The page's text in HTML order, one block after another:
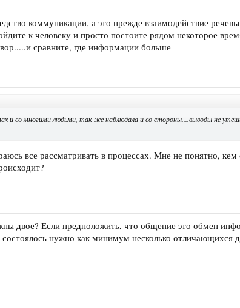
коммуникации, а это прежде взаимодействие
к человеку и просто постоите рядом некоторое
сравните, где информации больше
и со многими людьми, так же наблюдала и со стороны....выводы не
все рассматривать в процессах. Мне не понятно,
двое? Если предположить, что общение это обмен
нужно как минимум несколько отличающихся